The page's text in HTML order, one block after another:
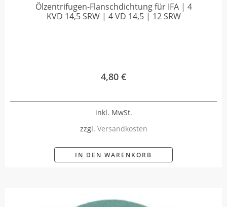
Ölzentrifugen-Flanschdichtung für IFA | 4
KVD 14,5 SRW | 4 VD 14,5 | 12 SRW
4,80 €
inkl. MwSt.
zzgl. Versandkosten
IN DEN WARENKORB